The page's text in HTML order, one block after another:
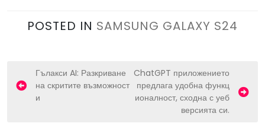
POSTED IN SAMSUNG GALAXY S24
o
Гълакси AI: Разкриване
на скритите възможност
и
ChatGPT приложението
предлага удобна функц
ионалност, сходна с уеб
версията си.